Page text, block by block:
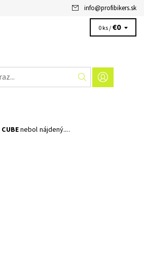
info@profibikers.sk
0 ks /€0
CUBEnebol nájdený....